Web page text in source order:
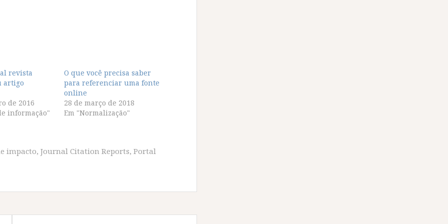
revista
artigo
de 2016
informação"
O que você precisa saber
para referenciar uma fonte
online
28 de março de 2018
Em "Normalização"
impacto, Journal Citation Reports, Portal